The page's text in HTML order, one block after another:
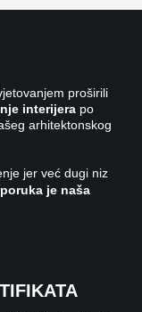
proširili
interijera po
arhitektonskog
jer već dugi niz
je naša